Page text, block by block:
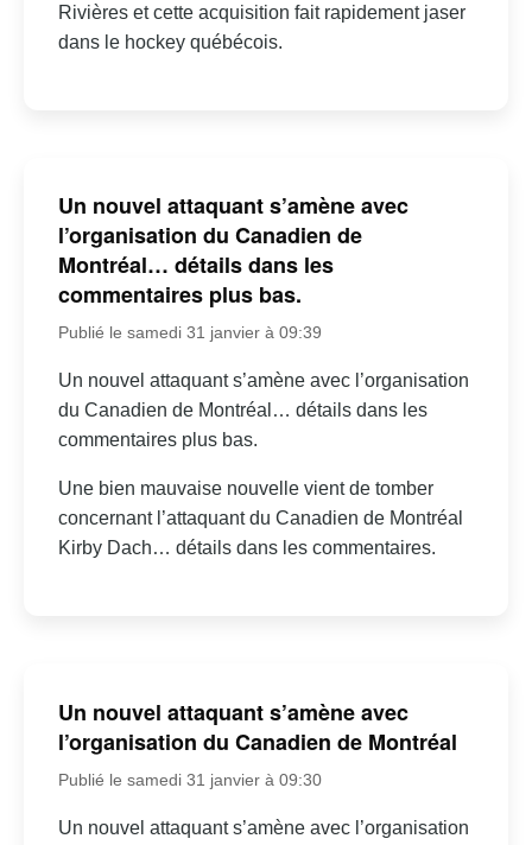
Rivières et cette acquisition fait rapidement jaser
dans le hockey québécois.
Un nouvel attaquant s’amène avec
l’organisation du Canadien de
Montréal… détails dans les
commentaires plus bas.
Publié le samedi 31 janvier à 09:39
Un nouvel attaquant s’amène avec l’organisation
du Canadien de Montréal… détails dans les
commentaires plus bas.
Une bien mauvaise nouvelle vient de tomber
concernant l’attaquant du Canadien de Montréal
Kirby Dach… détails dans les commentaires.
Un nouvel attaquant s’amène avec
l’organisation du Canadien de Montréal
Publié le samedi 31 janvier à 09:30
Un nouvel attaquant s’amène avec l’organisation